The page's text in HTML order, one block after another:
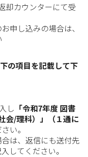
却カウンターにて受
申し込みの場合は、
の項目を記載して下
し 「令和7年度 図書
会/理科）」（１通に
い。
は、返信にも送付先
してください。